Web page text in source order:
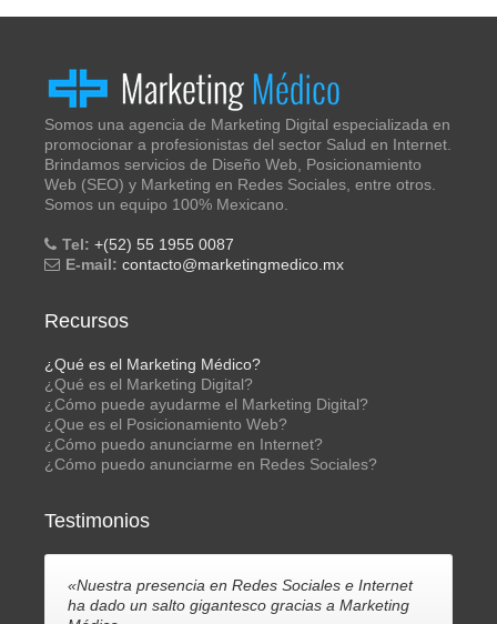
Somos una agencia de Marketing Digital especializada en
promocionar a profesionistas del sector Salud en Internet.
Brindamos servicios de Diseño Web, Posicionamiento
Web (SEO) y Marketing en Redes Sociales, entre otros.
Somos un equipo 100% Mexicano.
Tel: +(52) 55 1955 0087
E-mail: contacto@marketingmedico.mx
Recursos
¿Qué es el Marketing Médico?
¿Qué es el Marketing Digital?
¿Cómo puede ayudarme el Marketing Digital?
¿Que es el Posicionamiento Web?
¿Cómo puedo anunciarme en Internet?
¿Cómo puedo anunciarme en Redes Sociales?
Testimonios
«Nuestra presencia en Redes Sociales e Internet
ha dado un salto gigantesco gracias a Marketing